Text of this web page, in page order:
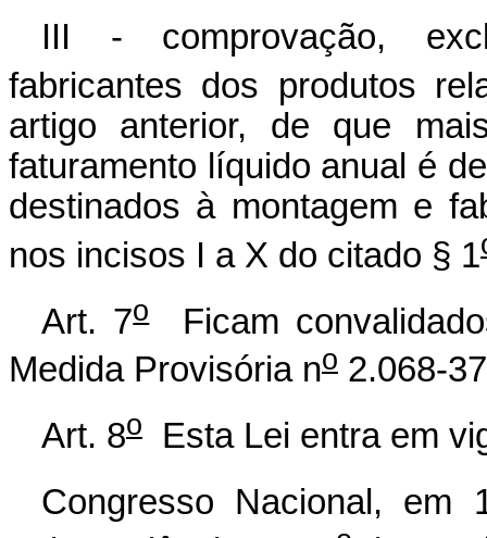
III - comprovação,
fabricantes dos produtos
artigo anterior, de que
faturamento líquido anual é
destinados à montagem e
nos incisos I a X do citado § 1
Art. 7oFicam
Medida Provisória no 2.068-
Art. 8o
Esta Lei entra em
Congresso Nacional,